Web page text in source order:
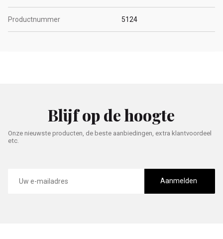
Productnummer 5124
Blijf op de hoogte
Onze nieuwste producten, de beste aanbiedingen, extra klantvoordeel
etc.
mailadres
Aanmelden